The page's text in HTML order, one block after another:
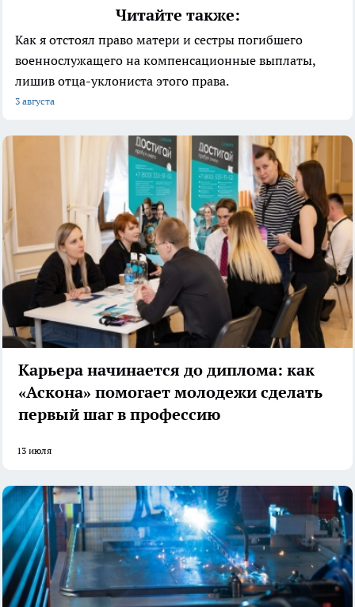
Читайте также:
Как я отстоял право матери и сестры погибшего
военнослужащего на компенсационные выплаты,
лишив отца-уклониста этого права.
3 августа
Карьера начинается до диплома: как
«Аскона» помогает молодежи сделать
первый шаг в профессию
13 июля